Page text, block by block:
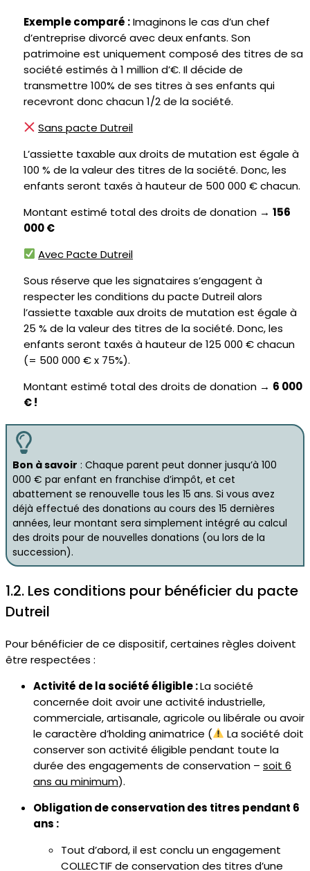
Exemple comparé :Imaginons le cas d’un chef
d’entreprise divorcé avec deux enfants. Son
patrimoine est uniquement composé des titres de sa
société estimés à 1 million d’€. Il décide de
transmettre 100% de ses titres à ses enfants qui
recevront donc chacun 1/2 de la société.
Sans pacte Dutreil
L’assiette taxable aux droits de mutation est égale à
100 % de la valeur des titres de la société. Donc, les
enfants seront taxés à hauteur de 500 000 € chacun.
Montant estimé total des droits de donation → 156
000 €
Avec Pacte Dutreil
Sous réserve que les signataires s’engagent à
respecter les conditions du pacte Dutreil alors
l’assiette taxable aux droits de mutation est égale à
25 % de la valeur des titres de la société. Donc, les
enfants seront taxés à hauteur de 125 000 € chacun
(= 500 000 € x 75%).
Montant estimé total des droits de donation → 6 000
€ !
Bon à savoir : Chaque parent peut donner jusqu’à 100
000 € par enfant en franchise d’impôt, et cet
abattement se renouvelle tous les 15 ans. Si vous avez
déjà effectué des donations au cours des 15 dernières
années, leur montant sera simplement intégré au calcul
des droits pour de nouvelles donations (ou lors de la
succession).
1.2. Les conditions pour bénéficier du pacte
Dutreil
Pour bénéficier de ce dispositif, certaines règles doivent
être respectées :
Activité de la société éligible :La société
concernée doit avoir une activité industrielle,
commerciale, artisanale, agricole ou libérale ou avoir
le caractère d’holding animatrice (
La société doit
conserver son activité éligible pendant toute la
durée des engagements de conservation – soit 6
ans au minimum).
Obligation de conservation des titres pendant 6
ans :
Tout d’abord, il est conclu un engagement
COLLECTIF de conservation des titres d’une